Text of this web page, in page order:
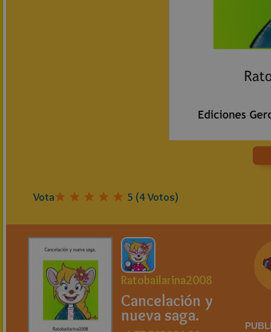
Vota 5 (4Votos)
Ratobailarina2008
Cancelación y
nueva saga.